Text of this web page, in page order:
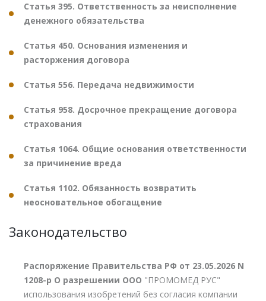
Статья 395. Ответственность за неисполнение
денежного обязательства
Статья 450. Основания изменения и
расторжения договора
Статья 556. Передача недвижимости
Статья 958. Досрочное прекращение договора
страхования
Статья 1064. Общие основания ответственности
за причинение вреда
Статья 1102. Обязанность возвратить
неосновательное обогащение
Законодательство
Распоряжение Правительства РФ от 23.05.2026 N
1208-р О разрешении ООО "ПРОМОМЕД РУС"
использования изобретений без согласия компании